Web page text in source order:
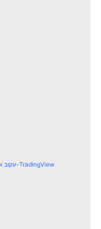
עקוב אחר כל השווקים ב-TradingView